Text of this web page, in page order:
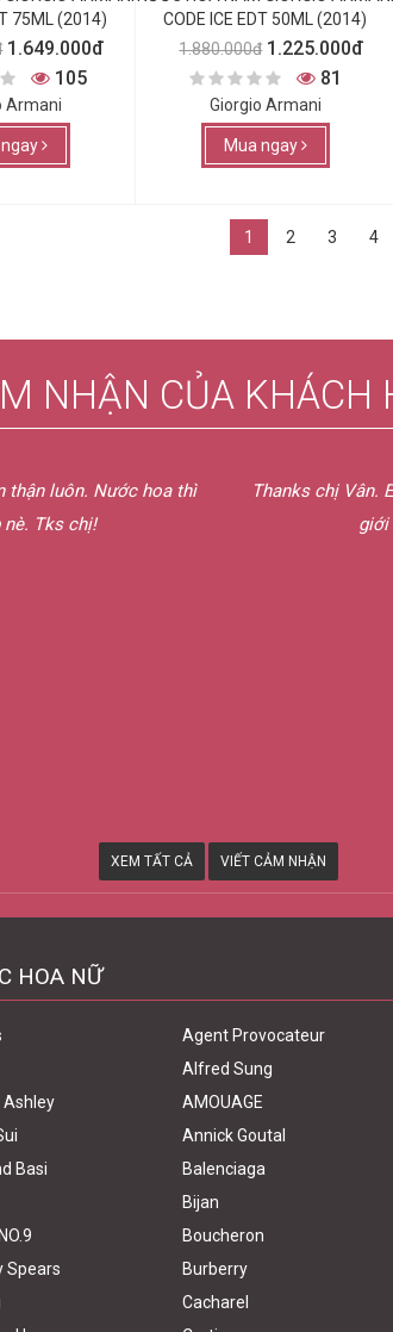
75ML (2014)
1.649.000đ
105
Armani
CODE ICE EDT 50ML (2014)
1.880.000đ 1.225.000đ
81
Giorgio Armani
Mua ngay
1 2 3 4
NHẬN CỦA KHÁCH
Thanks chị Vân. Em rất thích cách phục
giới thiệu cho bạn bè của
XEM TẤT CẢ VIẾT CẢM NHẬN
HOA NỮ
Agent Provocateur
Alfred Sung
Ashley
AMOUAGE
Annick Goutal
Basi
Balenciaga
Bijan
Boucheron
Spears
Burberry
Cacharel